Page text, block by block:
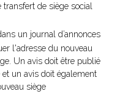
de siège social
un journal d’annonces
l'adresse du nouveau
Un avis doit être publié
un avis doit également
siège